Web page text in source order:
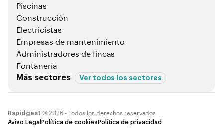
Piscinas
Construcción
Electricistas
Empresas de mantenimiento
Administradores de fincas
Fontanería
Más sectores
Ver todos los sectores
Rapidgest © 2026 - Todos los derechos reservados
Aviso Legal Política de cookies Política de privacidad